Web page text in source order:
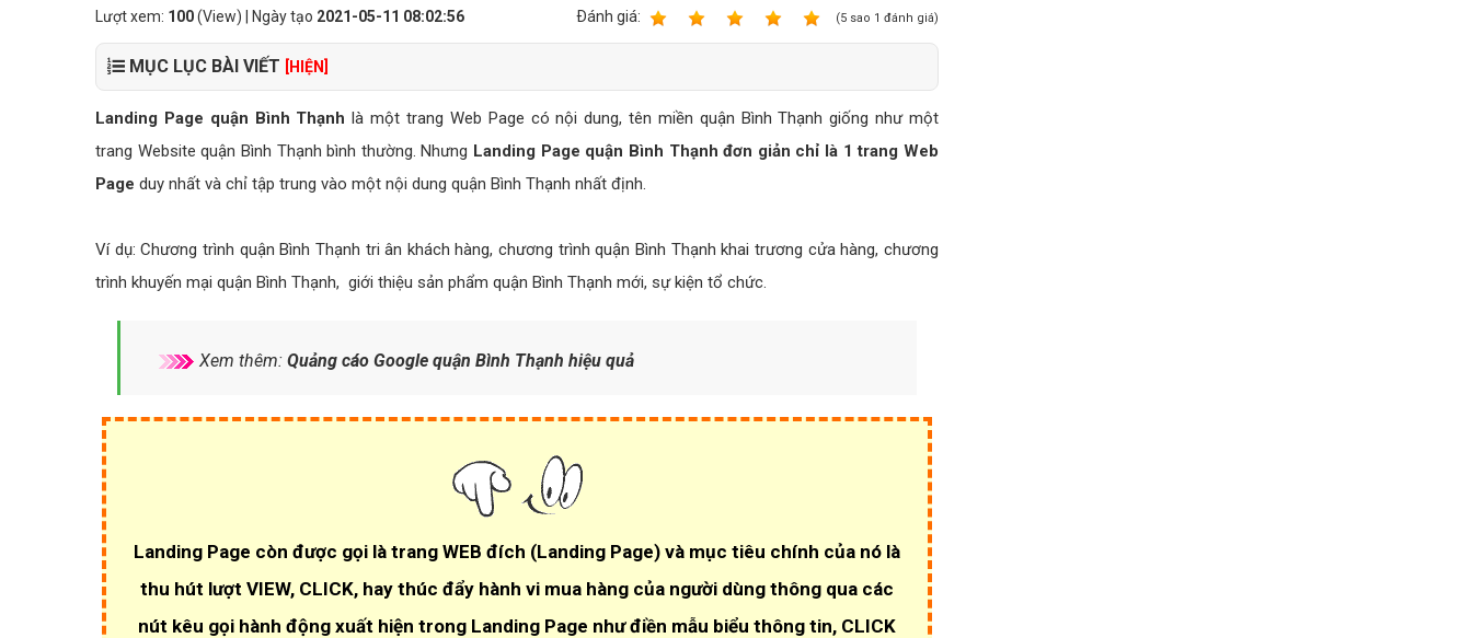
Bảng giá quảng cáo Facebook
Bảng giá quản trị Website
Bảng giá quản trị Fanpage Facebook
Lượt xem: 100(View) | Ngày tạo 2021-05-11 08:02:56 Ðánh giá: (5 sao 1 đánh giá)
MỤC LỤC BÀI VIẾT [HIỆN]
Landing Page quận Bình Thạnh là một trang Web Page có nội dung, tên miền quận Bình Thạnh giống như một
trang Website quận Bình Thạnh bình thường. Nhưng Landing Page quận Bình Thạnh đơn giản chỉ là 1 trang Web
Page duy nhất và chỉ tập trung vào một nội dung quận Bình Thạnh nhất định.
Ví dụ: Chương trình quận Bình Thạnh tri ân khách hàng, chương trình quận Bình Thạnh khai trương cửa hàng, chương
trình khuyến mại quận Bình Thạnh, giới thiệu sản phẩm quận Bình Thạnh mới, sự kiện tổ chức.
Xem thêm: Quảng cáo Google quận Bình Thạnh hiệu quả
Landing Page còn được gọi là trang WEB đích (Landing Page) và mục tiêu chính của nó là
thu hút lượt VIEW, CLICK, hay thúc đẩy hành vi mua hàng của người dùng thông qua các
nút kêu gọi hành động xuất hiện trong Landing Page như điền mẫu biểu thông tin, CLICK